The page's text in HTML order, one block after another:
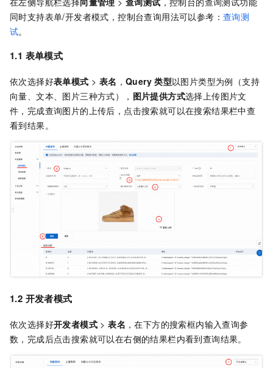
同时支持表单/开发者模式，控制台查询用法可以参考： 查询测
试。
1.1 表单模式
依次选择好表单模式 > 表名 ，Query 类型以图片类型为例（支持
向量、文本、图片三种方式）， 图片提供方式选择上传图片文
件，完成查询图片的上传后，点击搜索就可以在搜索结果栏中查
看到结果。
1.2 开发者模式
依次选择好开发者模式 >表名 ，在下方的搜索框内输入查询参
数，完成后点击搜索就可以在右侧的结果栏内看到查询结果。